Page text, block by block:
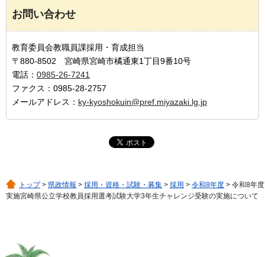
お問い合わせ
教育委員会教職員課採用・育成担当
〒880-8502 宮崎県宮崎市橘通東1丁目9番10号
電話： 0985-26-7241
ファクス：0985-28-2757
メールアドレス： ky-kyoshokuin@pref.miyazaki.lg.jp
トップ> 県政情報 > 採用・資格・試験・募集 > 採用 > 令和8年度 > 令和8年度
実施宮崎県公立学校教員採用選考試験大学3年生チャレンジ受験の実施について